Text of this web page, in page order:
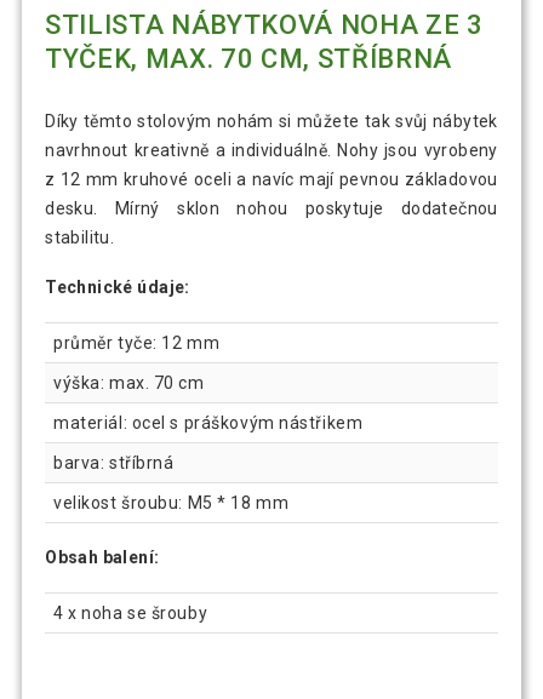
STILISTA Nábytková noha ze 2 tyček,
70 cm, šedá
1 150 Kč
STILISTA Nábytková noha ze 3 tyček,
60 cm, stříbrná
1 168 Kč
STILISTA NÁBYTKOVÁ NOHA ZE 3
TYČEK, MAX. 70 CM, STŘÍBRNÁ
Díky těmto stolovým nohám si můžete tak svůj nábytek
navrhnout kreativně a individuálně. Nohy jsou vyrobeny
z 12 mm kruhové oceli a navíc mají pevnou základovou
desku. Mírný sklon nohou poskytuje dodatečnou
stabilitu.
Technické údaje:
průměr tyče: 12 mm
výška: max. 70 cm
materiál: ocel s práškovým nástřikem
barva: stříbrná
velikost šroubu: M5 * 18 mm
Obsah balení:
4 x noha se šrouby